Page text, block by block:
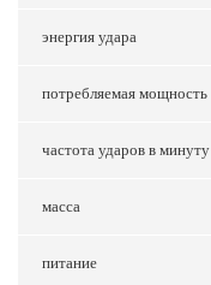
энергия удара
потребляемая мощность
частота ударов в минуту
масса
питание